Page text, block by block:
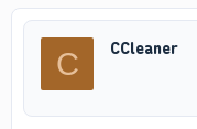
о
р
ы
C CCleaner